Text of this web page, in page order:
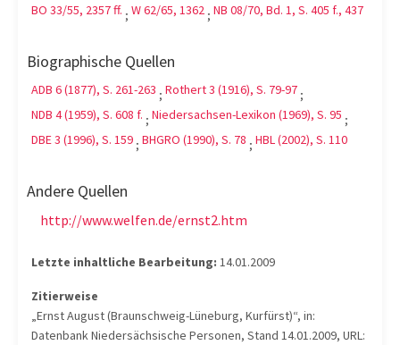
BO 33/55, 2357 ff. ; W 62/65, 1362 ; NB 08/70, Bd. 1, S. 405 f., 437
Biographische Quellen
ADB 6 (1877), S. 261-263 ; Rothert 3 (1916), S. 79-97 ;
NDB 4 (1959), S. 608 f. ; Niedersachsen-Lexikon (1969), S. 95 ;
DBE 3 (1996), S. 159 ; BHGRO (1990), S. 78 ; HBL (2002), S. 110
Andere Quellen
http://www.welfen.de/ernst2.htm
Letzte inhaltliche Bearbeitung: 14.01.2009
Zitierweise
„Ernst August (Braunschweig-Lüneburg, Kurfürst)“, in:
Datenbank Niedersächsische Personen, Stand 14.01.2009, URL: